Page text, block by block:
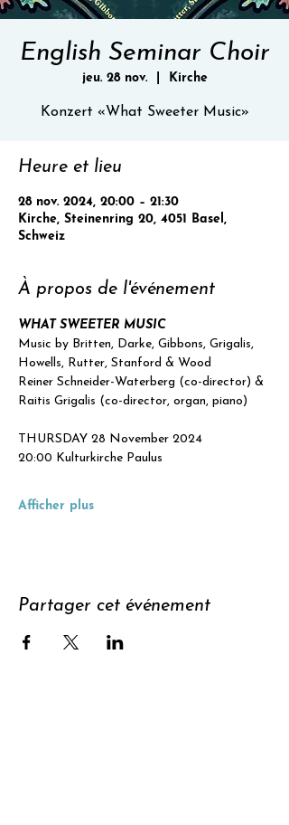
English Seminar Choir
jeu. 28 nov.
  |
Kirche
Konzert «What Sweeter Music»
Heure et lieu
28 nov. 2024, 20:00 – 21:30
Kirche, Steinenring 20, 4051 Basel,
Schweiz
À propos de l'événement
WHAT SWEETER MUSIC
Music by Britten, Darke, Gibbons, Grigalis,
Howells, Rutter, Stanford & Wood
Reiner Schneider-Waterberg (co-director) &
Raitis Grigalis (co-director, organ, piano)
THURSDAY 28 November 2024
20:00 Kulturkirche Paulus
Afficher plus
Partager cet événement